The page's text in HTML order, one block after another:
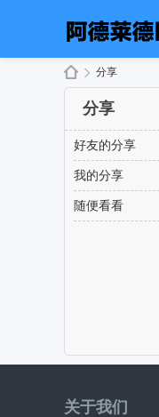
阿 ›
分享
分享
好友的分享
我的分享
随便看看
关于我们